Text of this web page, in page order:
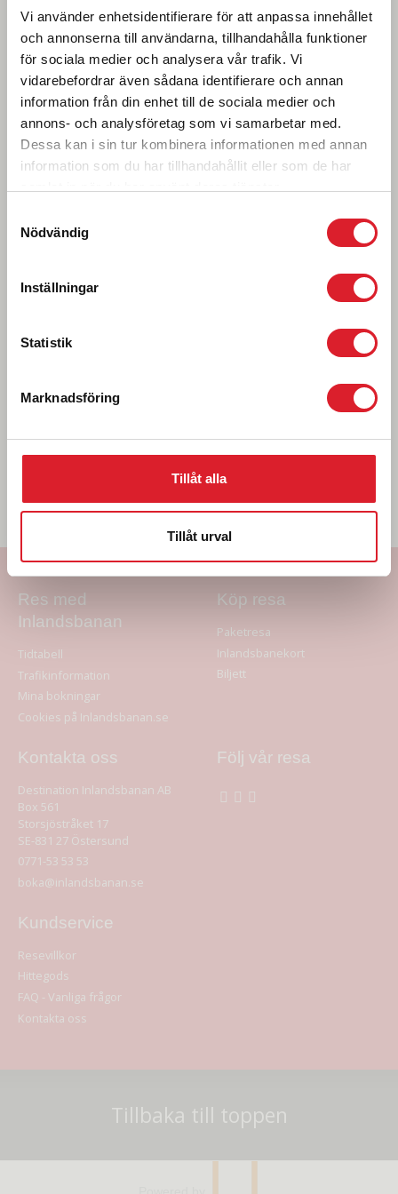
Vi använder enhetsidentifierare för att anpassa innehållet
och annonserna till användarna, tillhandahålla funktioner
för sociala medier och analysera vår trafik. Vi
vidarebefordrar även sådana identifierare och annan
information från din enhet till de sociala medier och
annons- och analysföretag som vi samarbetar med.
Dessa kan i sin tur kombinera informationen med annan
information som du har tillhandahållit eller som de har
Nödvändig
Inställningar
Statistik
Marknadsföring
Tillåt alla
Tillåt urval
Ledsagning
Allergi
Rullstol eller rullator
Personlig assistent
Ledar- och servicehund
Tipsa en vän Dela på Facebook
Res med
Inlandsbanan
Tidtabell
Trafikinformation
Mina bokningar
Cookies på Inlandsbanan.se
Köp resa
Paketresa
Inlandsbanekort
Biljett
Kontakta oss
Destination Inlandsbanan AB
Box 561
Storsjöstråket 17
SE-831 27 Östersund
0771-53 53 53
boka@inlandsbanan.se
Följ vår resa
Kundservice
Resevillkor
Hittegods
FAQ - Vanliga frågor
Kontakta oss
Tillbaka till toppen